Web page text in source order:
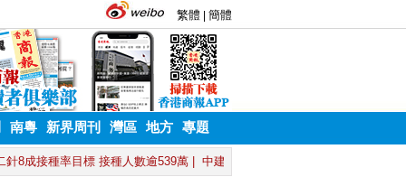
南粵 新界周刊 灣區 地方 專題